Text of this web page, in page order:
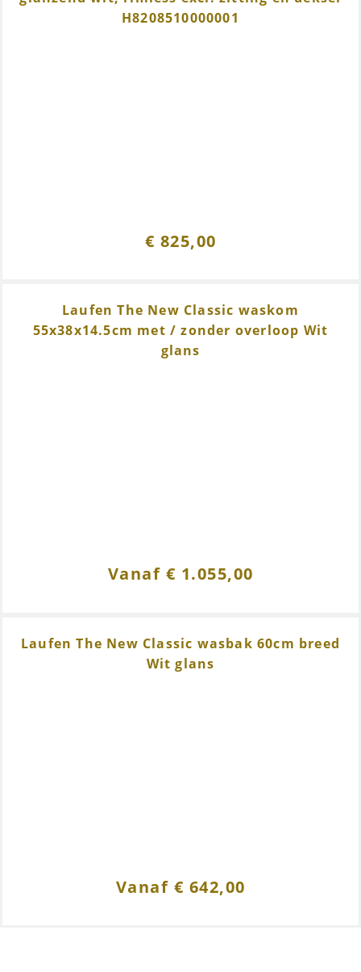
H8208510000001
€ 825,00
Laufen The New Classic waskom
55x38x14.5cm met / zonder overloop Wit
glans
Vanaf € 1.055,00
Laufen The New Classic wasbak 60cm breed
Wit glans
Vanaf € 642,00